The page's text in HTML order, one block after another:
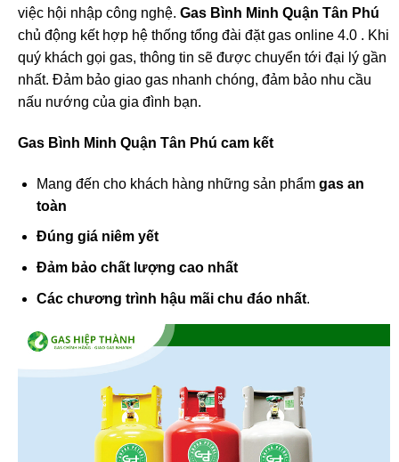
việc hội nhập công nghệ. Gas Bình Minh Quận Tân Phú
chủ động kết hợp hệ thống tổng đài đặt gas online 4.0 . Khi
quý khách gọi gas, thông tin sẽ được chuyển tới đại lý gần
nhất. Đảm bảo giao gas nhanh chóng, đảm bảo nhu cầu
nấu nướng của gia đình bạn.
Gas Bình Minh Quận Tân Phú cam kết
Mang đến cho khách hàng những sản phẩm gas an
toàn
Đúng giá niêm yết
Đảm bảo chất lượng cao nhất
Các chương trình hậu mãi chu đáo nhất.